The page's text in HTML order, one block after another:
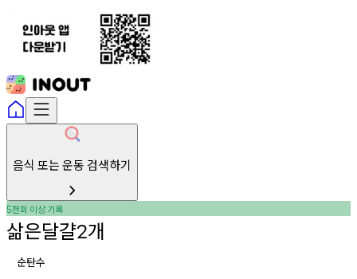
음식 또는 운동 검색하기
5천회 이상기록
삶은달걀2개
순탄수